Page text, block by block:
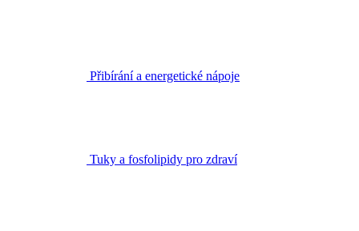
Přibírání a energetické nápoje
Tuky a fosfolipidy pro zdraví